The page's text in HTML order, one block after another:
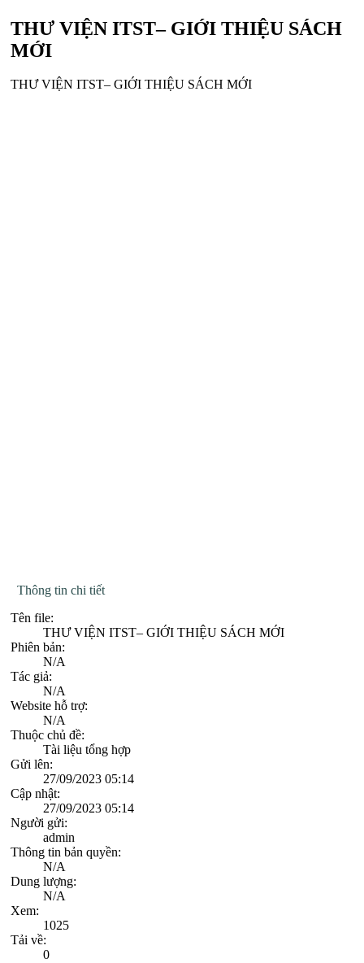
THƯ VIỆN ITST– GIỚI THIỆU SÁCH
MỚI
THƯ VIỆN ITST– GIỚI THIỆU SÁCH MỚI
Thông tin chi tiết
Tên file:
THƯ VIỆN ITST– GIỚI THIỆU SÁCH MỚI
Phiên bản:
N/A
Tác giả:
N/A
Website hỗ trợ:
N/A
Thuộc chủ đề:
Tài liệu tổng hợp
Gửi lên:
27/09/2023 05:14
Cập nhật:
27/09/2023 05:14
Người gửi:
admin
Thông tin bản quyền:
N/A
Dung lượng:
N/A
Xem:
1025
Tải về:
0